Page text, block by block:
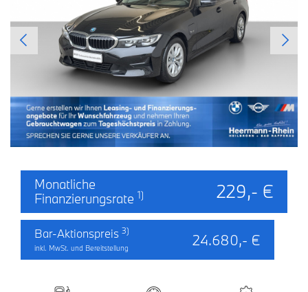
Monatliche
Finanzierungsrate 1) 229,- €
Bar-Aktionspreis 3)
inkl. MwSt. und Bereitstellung 24.680,- €